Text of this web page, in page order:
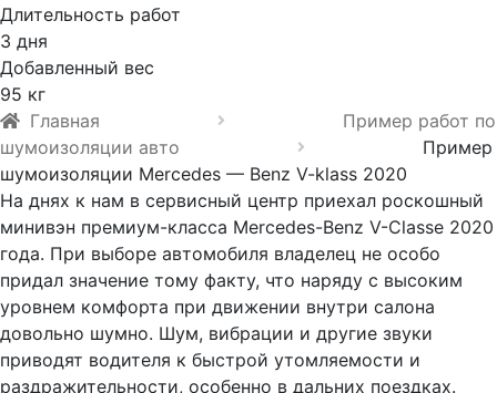
Длительность работ
3 дня
Добавленный вес
95 кг
Главная
Пример работ по
шумоизоляции авто
Пример
шумоизоляции Mercedes — Benz V-klass 2020
На днях к нам в сервисный центр приехал роскошный
минивэн премиум-класса Mercedes-Benz V-Classe 2020
года. При выборе автомобиля владелец не особо
придал значение тому факту, что наряду с высоким
уровнем комфорта при движении внутри салона
довольно шумно. Шум, вибрации и другие звуки
приводят водителя к быстрой утомляемости и
раздражительности, особенно в дальних поездках.